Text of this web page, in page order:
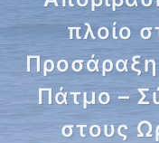
πλοίο
Πάτμο –
στους